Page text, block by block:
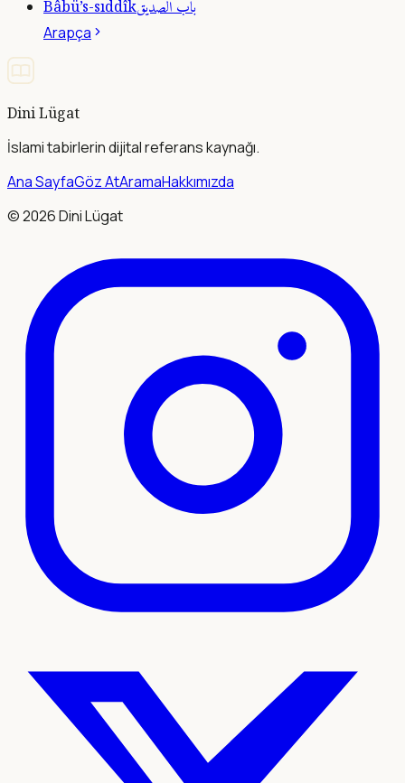
Bâbü’s-sıddîkباب الصديق
Arapça
Dini Lügat
İslami tabirlerin dijital referans kaynağı.
Ana SayfaGöz AtAramaHakkımızda
©2026Dini Lügat